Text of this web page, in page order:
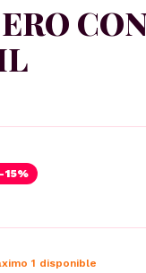
-15%
1 disponible